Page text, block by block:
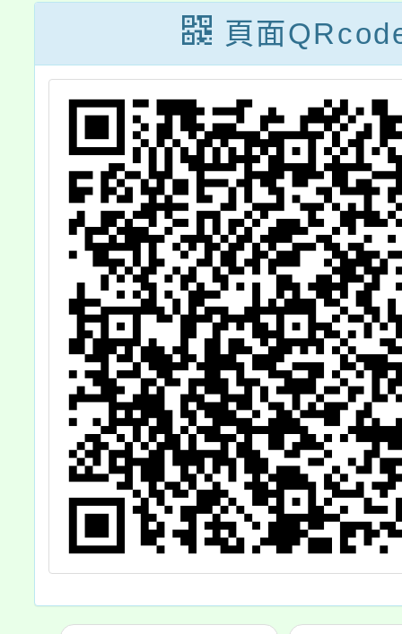
圓滿－尋覓教師
的春天」教師研
習活動，歡迎報
名參加，請查
照。
(一)－
活動
勵所
參加
頁面